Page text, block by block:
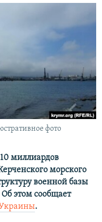
фото
миллиардов
морского
военной базы
этом сообщает
.